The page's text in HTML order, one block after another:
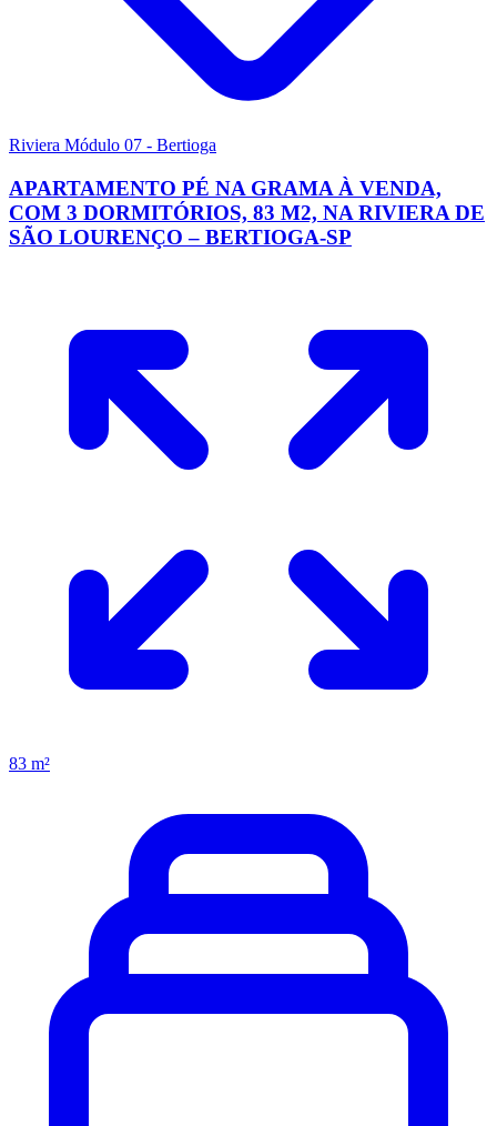
Riviera Módulo 07 - Bertioga
APARTAMENTO PÉ NA GRAMA À VENDA,
COM 3 DORMITÓRIOS, 83 M2, NA RIVIERA DE
SÃO LOURENÇO – BERTIOGA-SP
83 m²